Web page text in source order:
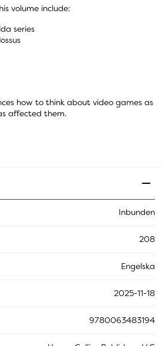
volume include:
series
how to think about video games as
affected them.
Inbunden
208
Engelska
2025-11-18
9780063483194